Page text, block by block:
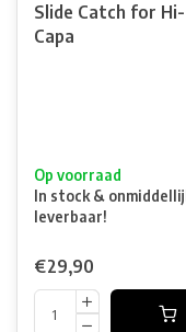
Slide Catch for Hi-
Capa
Op voorraad
In stock &
leverbaar!
€29,90